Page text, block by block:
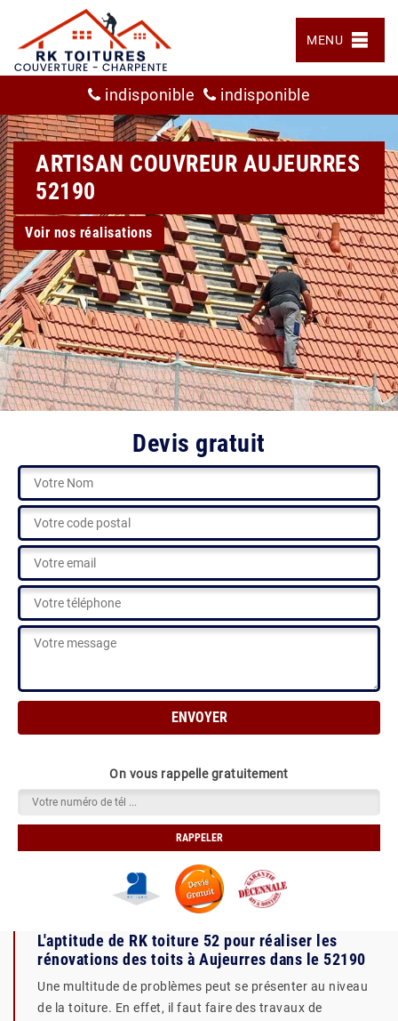
MENU
indisponible indisponible
ARTISAN COUVREUR AUJEURRES
52190
Voir nos réalisations
Devis gratuit
On vous rappelle gratuitement
L'aptitude de RK toiture 52 pour réaliser les
rénovations des toits à Aujeurres dans le 52190
Une multitude de problèmes peut se présenter au niveau
de la toiture. En effet, il faut faire des travaux de